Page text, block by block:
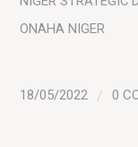
ONAHA NIGER
18/05/2022 / 0